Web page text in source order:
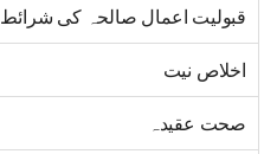
قبولیت اعمال صالحہ کی شرائط
اخلاص نیت
صحت عقیدہ